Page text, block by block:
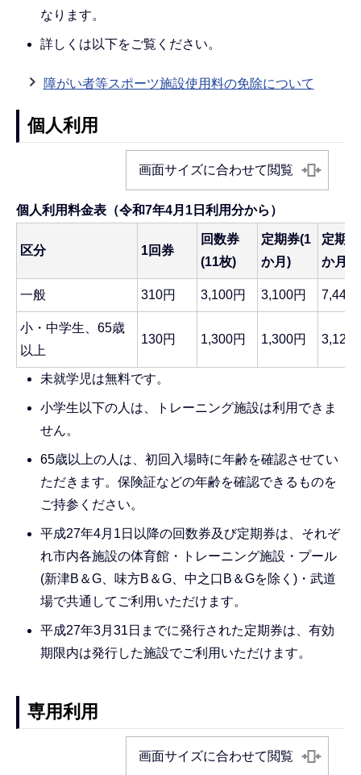
なります。
詳しくは以下をご覧ください。
障がい者等スポーツ施設使用料の免除について
個人利用
画面サイズに合わせて閲覧
個人利用料金表（令和7年4月1日利用分から）
区分 1回券
回数券
(11枚)
定期券(1
か月)
定期
か月)
一般 310円 3,100円 3,100円 7,440
小・中学生、65歳
以上
130円 1,300円 1,300円 3,120
未就学児は無料です。
小学生以下の人は、トレーニング施設は利用できま
せん。
65歳以上の人は、初回入場時に年齢を確認させてい
ただきます。保険証などの年齢を確認できるものを
ご持参ください。
平成27年4月1日以降の回数券及び定期券は、それぞ
れ市内各施設の体育館・トレーニング施設・プール
(新津B＆G、味方B＆G、中之口B＆Gを除く)・武道
場で共通してご利用いただけます。
平成27年3月31日までに発行された定期券は、有効
期限内は発行した施設でご利用いただけます。
専用利用
画面サイズに合わせて閲覧